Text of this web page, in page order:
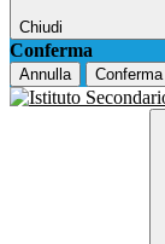
Chiudi
Conferma
Annulla Conferma